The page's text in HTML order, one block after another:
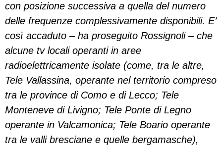
con posizione successiva a quella del numero
delle frequenze complessivamente disponibili. E’
così accaduto – ha proseguito Rossignoli – che
alcune tv locali operanti in aree
radioelettricamente isolate (come, tra le altre,
Tele Vallassina, operante nel territorio compreso
tra le province di Como e di Lecco; Tele
Monteneve di Livigno; Tele Ponte di Legno
operante in Valcamonica; Tele Boario operante
tra le valli bresciane e quelle bergamasche),